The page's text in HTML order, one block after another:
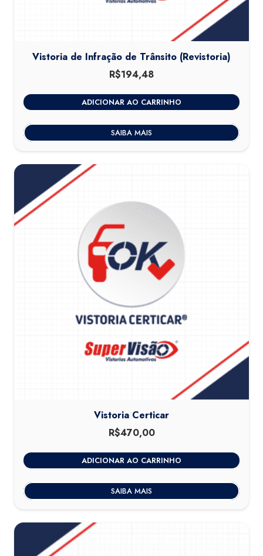
Vistoria de Infração de Trânsito (Revistoria)
R$194,48
ADICIONAR AO CARRINHO
SAIBA MAIS
Vistoria Certicar
R$470,00
ADICIONAR AO CARRINHO
SAIBA MAIS